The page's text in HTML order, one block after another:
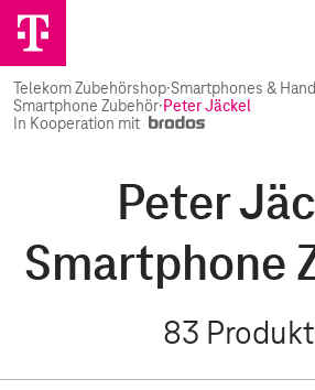
Telekom Zubehörshop·Smartphones &
Smartphone Zubehör·Peter Jäckel
In Kooperation mit
Peter
Smartphone
83